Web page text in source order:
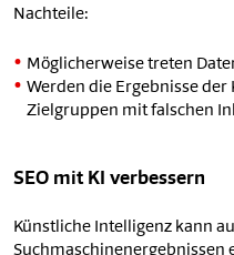
Nachteile:
Möglicherweise treten
Werden die Ergebnisse
Zielgruppen mit falschen
SEO mit KI verbessern
Künstliche Intelligenz kann
Suchmaschinenergebnissen